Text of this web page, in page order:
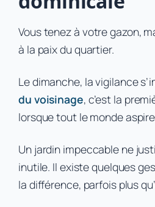
Vous tenez à votre gazon,
à la paix du quartier.
Le dimanche, la vigilance
du voisinage, c’est la
lorsque tout le monde
Un jardin impeccable ne
inutile. Il existe quelques
la différence, parfois plus